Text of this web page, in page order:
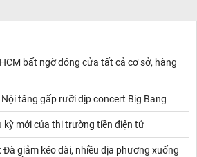
bất ngờ đóng cửa tất cả cơ sở, hàng
tăng gấp rưỡi dịp concert Big Bang
kỳ mới của thị trường tiền điện tử
giảm kéo dài, nhiều địa phương xuống